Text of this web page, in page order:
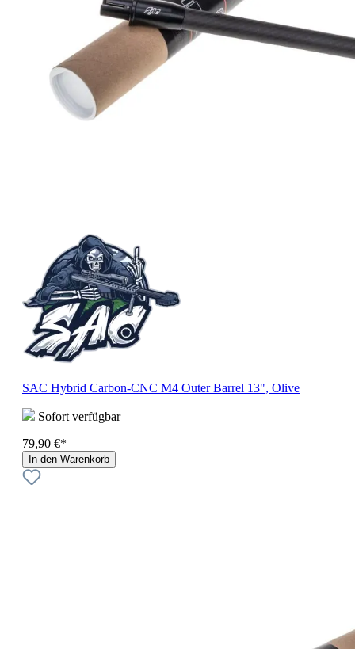
SAC Hybrid Carbon-CNC M4 Outer Barrel 13", Olive
Sofort verfügbar
79,90 €*
In den Warenkorb